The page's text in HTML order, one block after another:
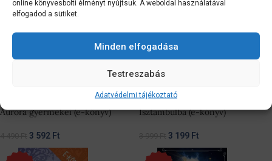
online könyvesbolti élményt nyújtsuk. A weboldal használatával
elfogadod a sütiket.
Minden elfogadása
Testreszabás
Adatvédelmi tájékoztató
-20%
Dömötör László: A Hold hősei –
Aurora gyermekei (e-könyv)
3 592 Ft
-20%
N. Fülöp Beáta: Visszatérés
Isztambulba (e-könyv)
3 199 Ft